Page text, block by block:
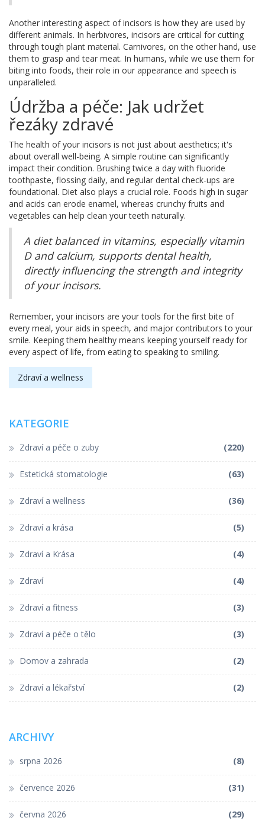
Another interesting aspect of incisors is how they are used by
different animals. In herbivores, incisors are critical for cutting
through tough plant material. Carnivores, on the other hand, use
them to grasp and tear meat. In humans, while we use them for
biting into foods, their role in our appearance and speech is
unparalleled.
Údržba a péče: Jak udržet
řezáky zdravé
The health of your incisors is not just about aesthetics; it's
about overall well-being. A simple routine can significantly
impact their condition. Brushing twice a day with fluoride
toothpaste, flossing daily, and regular dental check-ups are
foundational. Diet also plays a crucial role. Foods high in sugar
and acids can erode enamel, whereas crunchy fruits and
vegetables can help clean your teeth naturally.
A diet balanced in vitamins, especially vitamin
D and calcium, supports dental health,
directly influencing the strength and integrity
of your incisors.
Remember, your incisors are your tools for the first bite of
every meal, your aids in speech, and major contributors to your
smile. Keeping them healthy means keeping yourself ready for
every aspect of life, from eating to speaking to smiling.
Zdraví a wellness
KATEGORIE
Zdraví a péče o zuby (220)
Estetická stomatologie (63)
Zdraví a wellness (36)
Zdraví a krása (5)
Zdraví a Krása (4)
Zdraví (4)
Zdraví a fitness (3)
Zdraví a péče o tělo (3)
Domov a zahrada (2)
Zdraví a lékařství (2)
ARCHIVY
srpna 2026 (8)
července 2026 (31)
června 2026 (29)